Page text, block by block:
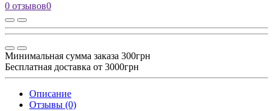
0 отзывов0
Минимальная сумма заказа 300грн
Бесплатная доставка от 3000грн
Описание
Отзывы (0)